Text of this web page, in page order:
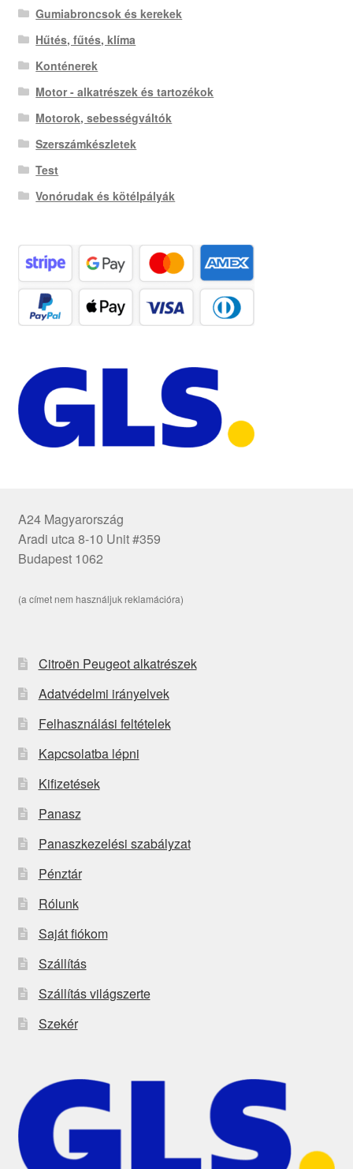
Gumiabroncsok és kerekek
Hűtés, fűtés, klíma
Konténerek
Motor - alkatrészek és tartozékok
Motorok, sebességváltók
Szerszámkészletek
Test
Vonórudak és kötélpályák
A24 Magyarország
Aradi utca 8-10 Unit #359
Budapest 1062
(a címet nem használjuk reklamációra)
Citroën Peugeot alkatrészek
Adatvédelmi irányelvek
Felhasználási feltételek
Kapcsolatba lépni
Kifizetések
Panasz
Panaszkezelési szabályzat
Pénztár
Rólunk
Saját fiókom
Szállítás
Szállítás világszerte
Szekér